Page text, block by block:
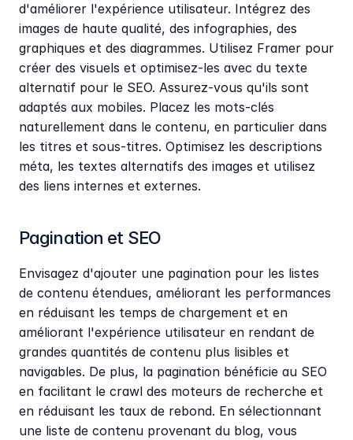
d'améliorer l'expérience utilisateur. Intégrez des
images de haute qualité, des infographies, des
graphiques et des diagrammes. Utilisez Framer pour
créer des visuels et optimisez-les avec du texte
alternatif pour le SEO. Assurez-vous qu'ils sont
adaptés aux mobiles. Placez les mots-clés
naturellement dans le contenu, en particulier dans
les titres et sous-titres. Optimisez les descriptions
méta, les textes alternatifs des images et utilisez
des liens internes et externes.
Pagination et SEO
Envisagez d'ajouter une pagination pour les listes
de contenu étendues, améliorant les performances
en réduisant les temps de chargement et en
améliorant l'expérience utilisateur en rendant de
grandes quantités de contenu plus lisibles et
navigables. De plus, la pagination bénéficie au SEO
en facilitant le crawl des moteurs de recherche et
en réduisant les taux de rebond. En sélectionnant
une liste de contenu provenant du blog, vous